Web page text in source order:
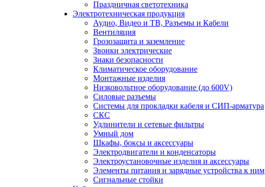
Праздничная светотехника
Электротехническая продукция
Аудио, Видео и ТВ, Разъемы и Кабели
Вентиляция
Грозозащита и заземление
Звонки электрические
Знаки безопасности
Климатическое оборудование
Монтажные изделия
Низковольтное оборудование (до 600V)
Силовые разъемы
Системы для прокладки кабеля и СИП-арматура
СКС
Удлинители и сетевые фильтры
Умный дом
Шкафы, боксы и аксессуары
Электродвигатели и конденсаторы
Электроустановочные изделия и аксессуары
Элементы питания и зарядные устройства к ним
Сигнальные стойки